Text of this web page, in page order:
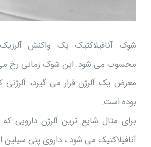
شوک آنافیلاکتیک یک واکنش
محسوب می شود. این شوک زمانی رخ
معرض یک آلرژن قرار می گیرد،
بوده است.
برای مثال شایع ترین آلرژن دارویی
آنافیلاکتیک می شود ، داروی پنی